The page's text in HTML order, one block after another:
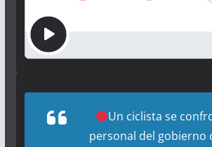
Un ciclista se
personal del gobierno